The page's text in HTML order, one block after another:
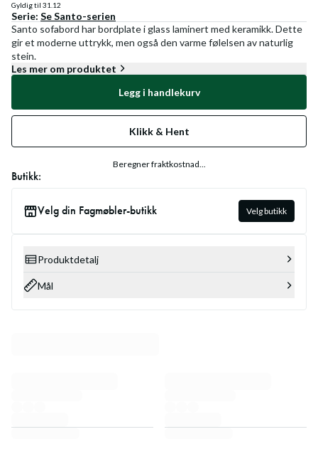
Gyldig til 31.12
Serie: SeSanto-serien
Santo sofabord har bordplate i glass laminert med keramikk. Dette
gir et moderne uttrykk, men også den varme følelsen av naturlig
stein.
Les mer om produktet
Legg i handlekurv
Klikk & Hent
Beregner fraktkostnad...
Butikk:
Velg din Fagmøbler-butikk Velg butikk
Produktdetalj
Mål